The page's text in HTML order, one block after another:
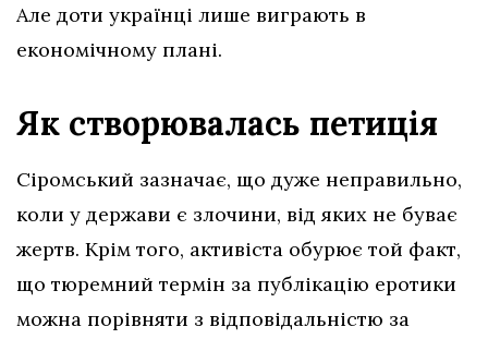
Але доти українці лише виграють в
економічному плані.
Як створювалась петиція
Сіромський зазначає, що дуже неправильно,
коли у держави є злочини, від яких не буває
жертв. Крім того, активіста обурює той факт,
що тюремний термін за публікацію еротики
можна порівняти з відповідальністю за